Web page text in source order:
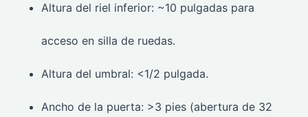
Altura del riel inferior: ~10 pulgadas para
acceso en silla de ruedas.
Altura del umbral: <1/2 pulgada.
Ancho de la puerta: >3 pies (abertura de 32